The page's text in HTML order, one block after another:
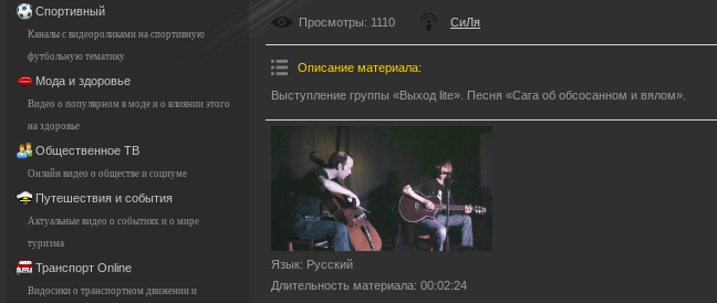
Спортивный
Каналы с видеороликами на спортивную
футбольную тематику
Мода и здоровье
Видео о популярном в моде и о влиянии этого
на здоровье
Общественное ТВ
Онлайн видео о обществе и социуме
Путешествия и события
Актуальные видео о событиях и о мире
туризма
Транспорт Online
Видосики о транспортном движении и
Просмотры: 1110 СиЛя
Описание материала:
Выступление группы «Выход lite». Песня «Сага об обсосанном и вялом».
Язык: Русский
Длительность материала: 00:02:24